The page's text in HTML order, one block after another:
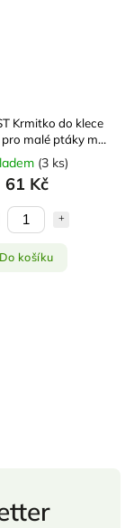
Krmitko do klece
pro malé ptáky mix
barev(3 ks)
61 Kč
Do košíku